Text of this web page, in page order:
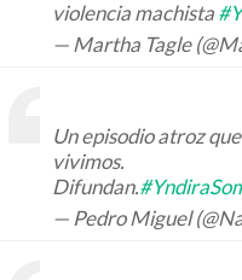
violencia machista
— Martha Tagle
Un episodio atroz
vivimos.
Difundan.
— Pedro Miguel